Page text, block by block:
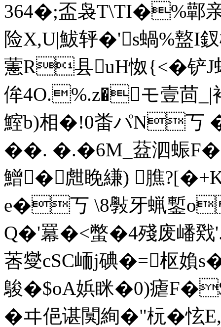
364�;盃袅Т\TI�%鄿亲
险X,U|鮁轷�'s蝸%盩I釵
藼R县uH怓{<�铲
侔4O.%.z�モ壹茴_|
鰘b)相�!0畨パN丂
� �. �.�6M_葐泗蜄
鱛�甝睌縑) 膲
e�丂 \8斅牙 蝋鏨
Q�'羃�<蟞�4殘废嶓
莕燮cSC峏j碘�=枢
鵔�$oA娦眯�0)瘧
�ヰ俋谌闃絢�"杬�